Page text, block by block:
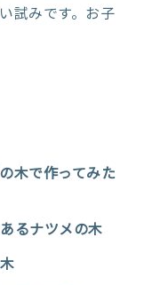
試みです。お子
木で作ってみた
るナツメの木